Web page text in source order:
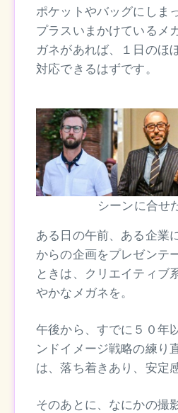
ポケットやバッグにしま
プラスいまかけているメ
ガネがあれば、１日のほ
対応できるはずです。
シーンに合せ
ある日の午前、ある企業
からの企画をプレゼンテ
ときは、クリエイティブ
やかなメガネを。
午後から、すでに５０年
ンドイメージ戦略の練り
は、落ち着きあり、安定
そのあとに、なにかの撮